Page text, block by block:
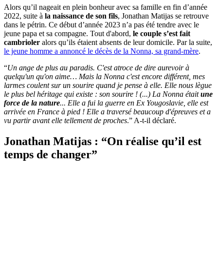
Alors qu’il nageait en plein bonheur avec sa famille en fin d’année
2022, suite à la naissance de son fils, Jonathan Matijas se retrouve
dans le pétrin. Ce début d’année 2023 n’a pas été tendre avec le
jeune papa et sa compagne. Tout d'abord, le couple s’est fait
cambrioler alors qu’ils étaient absents de leur domicile. Par la suite,
le jeune homme a annoncé le décès de la Nonna, sa grand-mère.
“Un ange de plus au paradis. C'est atroce de dire aurevoir à
quelqu'un qu'on aime… Mais la Nonna c'est encore différent, mes
larmes coulent sur un sourire quand je pense à elle. Elle nous lègue
le plus bel héritage qui existe : son sourire ! (...) La Nonna étaitune
force de la nature... Elle a fui la guerre en Ex Yougoslavie, elle est
arrivée en France à pied ! Elle a traversé beaucoup d'épreuves et a
vu partir avant elle tellement de proches.” A-t-il déclaré.
Jonathan Matijas : “On réalise qu’il est
temps de changer”